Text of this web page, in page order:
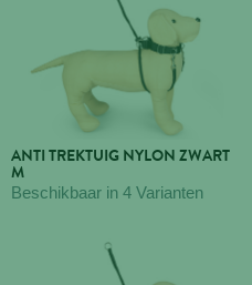
ANTI TREKTUIG NYLON ZWART
M
Beschikbaar in 4 Varianten